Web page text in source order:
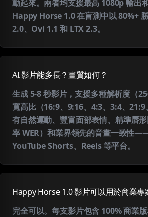
動起來。兩者均支援最高 1080p 輸出
Happy Horse 1.0 在盲測中以 80%+
2.0、Ovi 1.1 和 LTX 2.3。
AI 影片能多長？畫質如何？
生成 5-8 秒影片，支援多種解析度（
寬高比（16:9、9:16、4:3、3:4、
有自然運動、豐富面部表情、精準唇
率 WER）和業界領先的音畫一致性——
YouTube Shorts、Reels 等平台。
Happy Horse 1.0 影片可以用於商業專
完全可以。每支影片包含 100% 商業